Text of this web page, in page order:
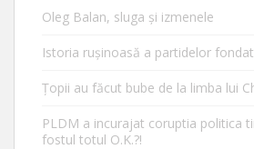
Oleg Balan, sluga și izmenele
Istoria rușinoasă a partidelor
Țopii au făcut bube de la limba lui
PLDM a incurajat coruptia politica
fostul totul O.K.?!